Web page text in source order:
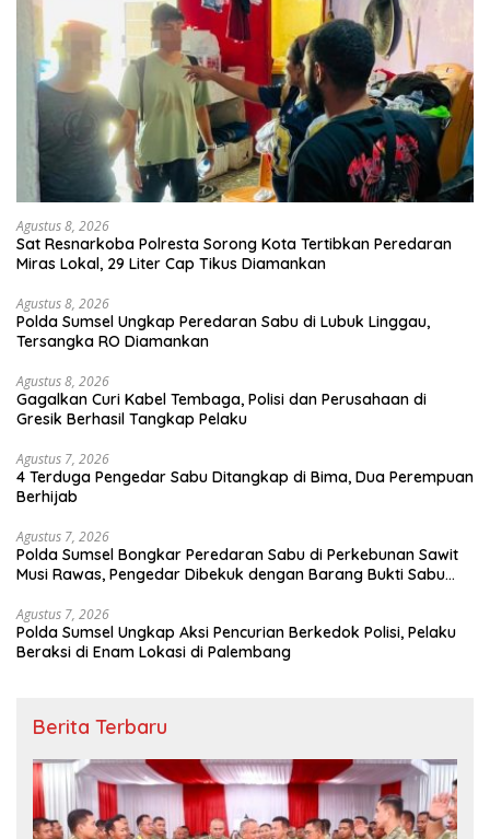
Agustus 8, 2026
Sat Resnarkoba Polresta Sorong Kota Tertibkan Peredaran
Miras Lokal, 29 Liter Cap Tikus Diamankan
Agustus 8, 2026
Polda Sumsel Ungkap Peredaran Sabu di Lubuk Linggau,
Tersangka RO Diamankan
Agustus 8, 2026
Gagalkan Curi Kabel Tembaga, Polisi dan Perusahaan di
Gresik Berhasil Tangkap Pelaku
Agustus 7, 2026
4 Terduga Pengedar Sabu Ditangkap di Bima, Dua Perempuan
Berhijab
Agustus 7, 2026
Polda Sumsel Bongkar Peredaran Sabu di Perkebunan Sawit
Musi Rawas, Pengedar Dibekuk dengan Barang Bukti Sabu
Agustus 7, 2026
Polda Sumsel Ungkap Aksi Pencurian Berkedok Polisi, Pelaku
Beraksi di Enam Lokasi di Palembang
Berita Terbaru